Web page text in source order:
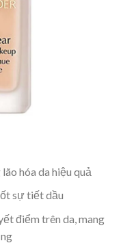
hóa da hiệu quả
sự tiết dầu
điểm trên da, mang